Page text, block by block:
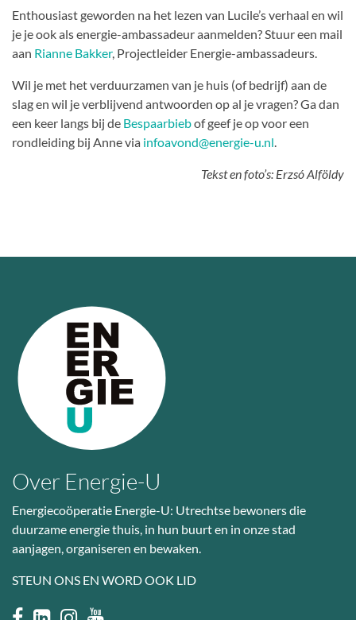
Enthousiast geworden na het lezen van Lucile’s verhaal en wil
je je ook als energie-ambassadeur aanmelden? Stuur een mail
aan Rianne Bakker, Projectleider Energie-ambassadeurs.
Wil je met het verduurzamen van je huis (of bedrijf) aan de
slag en wil je verblijvend antwoorden op al je vragen? Ga dan
een keer langs bij de Bespaarbiebof geef je op voor een
rondleiding bij Anne via infoavond@energie-u.nl.
Tekst en foto’s: Erzsó Alföldy
Over Energie-U
Energiecoöperatie Energie-U: Utrechtse bewoners die
duurzame energie thuis, in hun buurt en in onze stad
aanjagen, organiseren en bewaken.
STEUN ONS EN WORD OOK LID